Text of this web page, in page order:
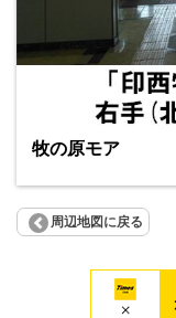
牧の原モア
周辺地図に戻る